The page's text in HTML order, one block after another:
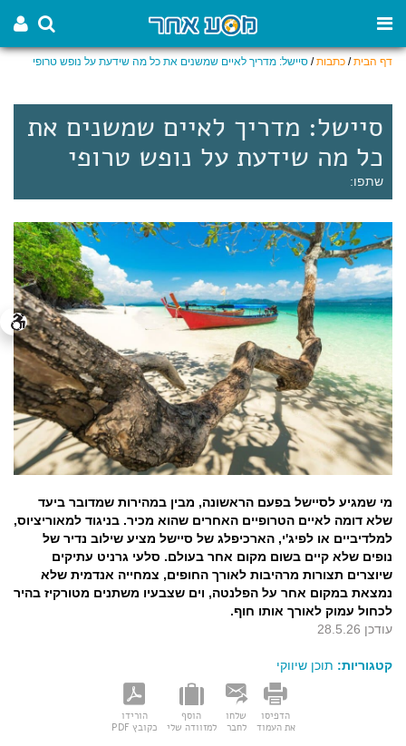
דף הבית/ כתבות/ סיישל: מדריך לאיים שמשנים את כל מה שידעת על נופש טרופי
סיישל: מדריך לאיים שמשנים את
כל מה שידעת על נופש טרופי
שתפו:
מי שמגיע לסיישל בפעם הראשונה, מבין במהירות שמדובר ביעד
שלא דומה לאיים הטרופיים האחרים שהוא מכיר. בניגוד למאוריציוס,
למלדיביים או לפיג'י, הארכיפלג של סיישל מציע שילוב נדיר של
נופים שלא קיים בשום מקום אחר בעולם. סלעי גרניט עתיקים
שיוצרים תצורות מרהיבות לאורך החופים, צמחייה אנדמית שלא
נמצאת במקום אחר על הפלנטה, וים שצבעיו משתנים מטורקיז בהיר
לכחול עמוק לאורך אותו חוף.
עודכן 28.5.26
קטגוריות: תוכן שיווקי
הדפיסו
את העמוד
שלחו
לחבר
הוסף
למזוודה שלי
הורידו
כקובץ PDF